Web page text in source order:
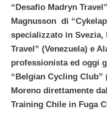
“Desafio Madryn
Magnusson di
specializzato in Svezia,
Travel” (Venezuela) e
professionista ed oggi
“Belgian Cycling Club”
Moreno direttamente
Training Chile in Fuga